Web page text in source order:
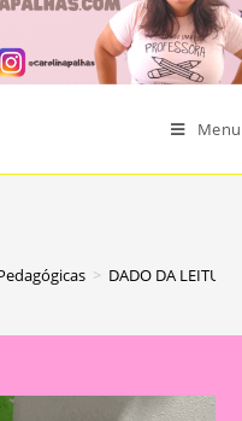
Menu
> DADO DA